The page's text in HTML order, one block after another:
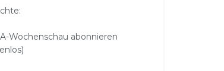
Wochenschau abonnieren